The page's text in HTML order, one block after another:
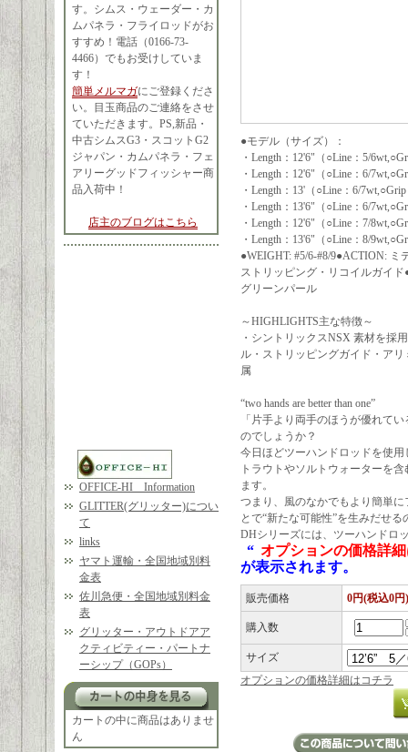
す。シムス・ウェーダー・カ
ムパネラ・フライロッドがお
すすめ！電話（0166-73-
4466）でもお受けしていま
す！
簡単メルマガにご登録くださ
い。目玉商品のご連絡をさせ
ていただきます。PS,新品・
中古シムスG3・スコットG2
ジャパン・カムパネラ・フェ
アリーグッドフィッシャー商
品入荷中！
店主のブログはこちら
OFFICE-HI Information
GLITTER(グリッター)につい
て
links
ヤマト運輸・全国地域別料
金表
佐川急便・全国地域別料金
表
グリッター・アウトドアア
クティビティー・パートナ
ーシップ（GOPs）
カートの中に商品はありませ
ん
●モデル（サイズ）：
・Length：12'6"（○Line：5/
・Length：12'6"（○Line：6/
・Length：13'（○Line：6/
・Length：13'6"（○Line：6/
・Length：12'6"（○Line：7/
・Length：13'6"（○Line：8/
●WEIGHT: #5/6-#8/9●ACTION:
ストリッピング・リコイルガイ
グリーンパール
～HIGHLIGHTS主な特徴～
・シントリックスNSX 素材を採
ル・ストリッピングガイド・ア
属
“two hands are better than one”
「片手より両手のほうが優れて
のでしょうか？
今日ほどツーハンドロッドを使
トラウトやソルトウォーターを
ます。
つまり、風のなかでもより簡単
とで“新たな可能性”を生みだせる
DHシリーズには、ツーハンドロ
“ オプションの価格詳
が表示されます。
販売価格 0円(税込0円)
購入数
サイズ
オプションの価格詳細はコチラ